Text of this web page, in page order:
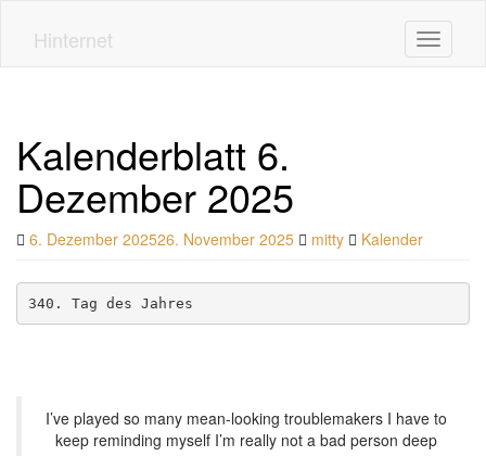
Hinternet Toggle
Kalenderblatt 6.
Dezember 2025
6. Dezember 202526. November 2025 mitty Kalender
340. Tag des Jahres
I’ve played so many mean-looking troublemakers I have to
keep reminding myself I’m really not a bad person deep